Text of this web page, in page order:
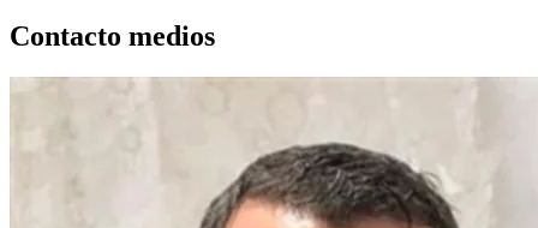
Contacto medios